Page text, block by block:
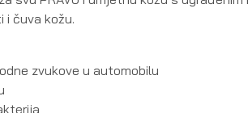
i čuva kožu.
zvukove u automobilu